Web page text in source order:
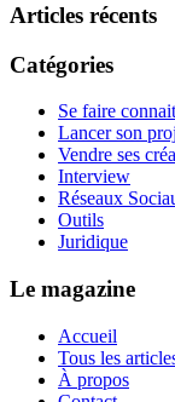
Articles récents
Catégories
Se faire
Lancer son
Vendre ses
Interview
Réseaux
Outils
Juridique
Le magazine
Accueil
Tous les
À propos